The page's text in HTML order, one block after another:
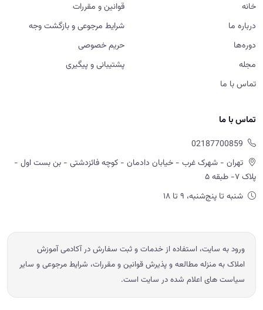
خانه
درباره ما
دوره‌ها
مجله
تماس با ما
قوانین و مقررات
شرایط مرجوعی و بازگشت وجه
حریم خصوصی
پشتیبانی و پیگیری
تماس با ما
02187700859
تهران - شهرک غرب - خیابان دادمان - کوچه فائزدشتی - بن بست اول -
پلاک ۷- طبقه ۵
شنبه تا پنج‌شنبه، ۹ تا ۱۸
ورود به سایت، استفاده از خدمات و ثبت سفارش در آکادمی آموزش
املاک به منزله مطالعه و پذیرش قوانین و مقررات، شرایط مرجوعی و سایر
سیاست های اعلام شده در سایت است.